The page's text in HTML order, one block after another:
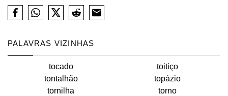
PALAVRAS VIZINHAS
tocado
toitiço
tontalhão
topázio
tornilha
torno